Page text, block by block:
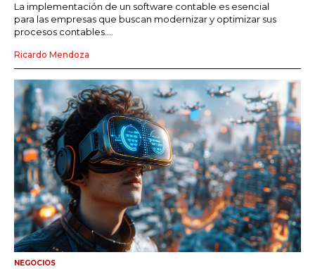
La implementación de un software contable es esencial
para las empresas que buscan modernizar y optimizar sus
procesos contables....
Ricardo Mendoza
NEGOCIOS